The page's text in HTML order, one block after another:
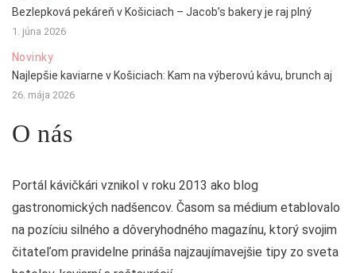
Bezlepková pekáreň v Košiciach – Jacob’s bakery je raj plný
1. júna 2026
Novinky
Najlepšie kaviarne v Košiciach: Kam na výberovú kávu, brunch aj
26. mája 2026
O nás
Portál kávičkári vznikol v roku 2013 ako blog
gastronomických nadšencov. Časom sa médium etablovalo
na pozíciu silného a dôveryhodného magazínu, ktorý svojim
čitateľom pravidelne prináša najzaujímavejšie tipy zo sveta